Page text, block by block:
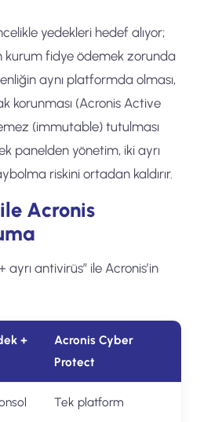
yedekleri hedef alıyor;
kurum fidye ödemek zorunda
aynı platformda olması,
korunması (Acronis Active
(immutable) tutulması
panelden yönetim, iki ayrı
riskini ortadan kaldırır.
Acronis
ayrı antivirüs” ile Acronis’in
+
Acronis Cyber
Protect
Tek platform